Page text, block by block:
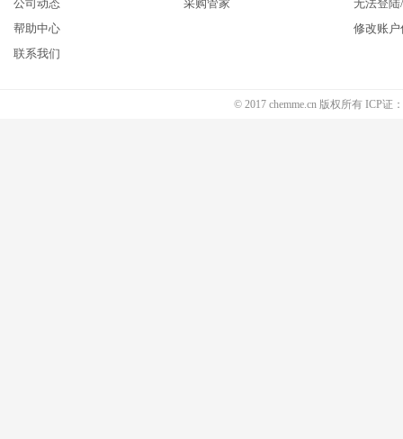
公司动态
帮助中心
联系我们
采购管家
无法登
修改账户
© 2017 chemme.cn 版权所有 ICP证：